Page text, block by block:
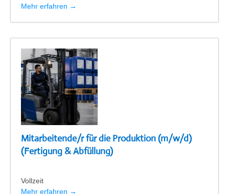
Mehr erfahren
Mitarbeitende/r für die Produktion (m/w/d)
(Fertigung & Abfüllung)
Vollzeit
Mehr erfahren